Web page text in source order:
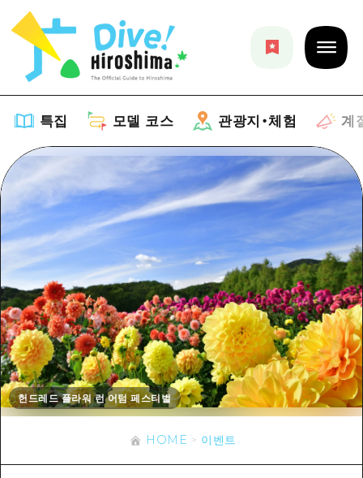
특집 모델 코스 관광지・체험 계
특집
목록
추천
아트
이벤트/축제
음식/술
사이클링
모델 코스
목록
Dive! Hiroshima 공식 가이드
Hiroshima Moshimo Travel
히로시마시 주변
아키(安芸)
빈고(備後)
비북(備北)
관광지・체험
목록
히로시마시 주변
아키(安芸)
빈고(備後)
비북(備北)
계절 정보
이벤트
유용한 정보
HOME
HOME 이벤트
헌드레드 플라워 런 어텀 페스티벌